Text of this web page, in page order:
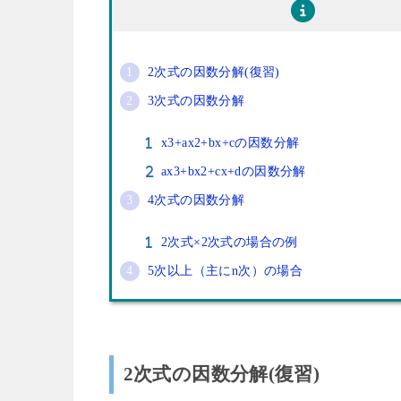
2次式の因数分解(復習)
3次式の因数分解
x3+ax2+bx+cの因数分解
ax3+bx2+cx+dの因数分解
4次式の因数分解
2次式×2次式の場合の例
5次以上（主にn次）の場合
2次式の因数分解(復習)